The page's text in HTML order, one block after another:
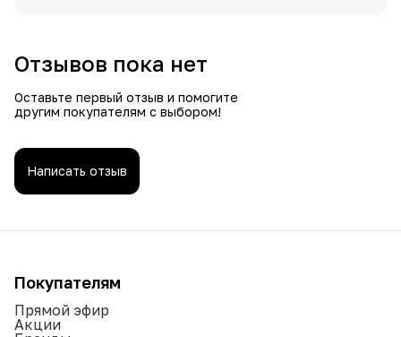
Отзывов пока нет
Оставьте первый отзыв и помогите
другим покупателям с выбором!
Написать отзыв
Покупателям
Прямой эфир
Акции